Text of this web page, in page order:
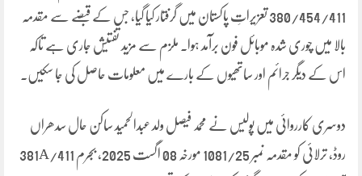
380/454/411 تعزیراتِ پاکستان میں گرفتار کیا گیا، جس کے قبضے سے مقدمہ
بالا میں چوری شدہ موبائل فون برآمد ہوا۔ ملزم سے مزید تفتیش جاری ہے تاکہ
اس کے دیگر جرائم اور ساتھیوں کے بارے میں معلومات حاصل کی جا سکیں۔
دوسری کارروائی میں پولیس نے محمد فیصل ولد عبدالحمید ساکن حال سدھراں
روڈ، ترلائی کو مقدمہ نمبر 1081/25 مورخہ 08 اگست 2025، بجرم 381A/411